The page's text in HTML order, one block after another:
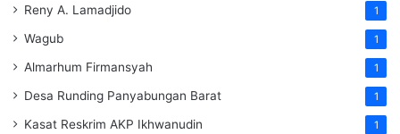
Reny A. Lamadjido 1
Wagub 1
Almarhum Firmansyah 1
Desa Runding Panyabungan Barat 1
Kasat Reskrim AKP Ikhwanudin 1